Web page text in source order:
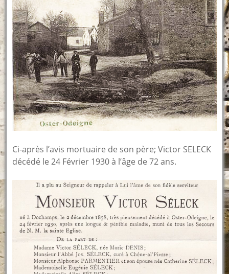
Ci-après l’avis mortuaire de son père; Victor SELECK
décédé le 24 Février 1930 à l’âge de 72 ans.